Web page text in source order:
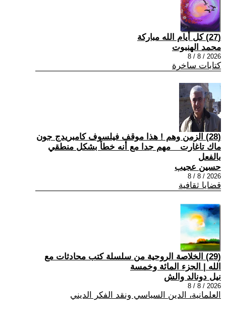
(27) كل أيام الله مباركة
محمد الهنبوت
2026 / 8 / 8
كتابات ساخرة
(28) الزمن وهم ! هذا موقف فيلسوف كامبريدج جون
ماك تاغارت _ مهم جدا مع أنه خطأ بشكل منطقي
بالفعل
حسين عجيب
2026 / 8 / 8
قضايا ثقافية
(29) الخلاصة الروحية من سلسلة كتب محادثات مع
الله | الجزء المائة وخمسة
نيل دونالد والش
2026 / 8 / 8
العلمانية، الدين السياسي ونقد الفكر الديني